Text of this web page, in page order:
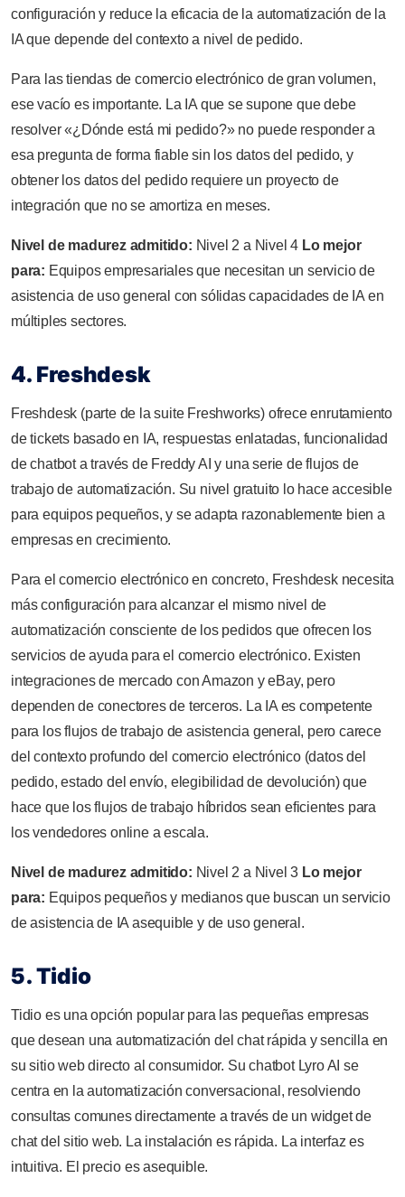
configuración y reduce la eficacia de la automatización de la
IA que depende del contexto a nivel de pedido.
Para las tiendas de comercio electrónico de gran volumen,
ese vacío es importante. La IA que se supone que debe
resolver «¿Dónde está mi pedido?» no puede responder a
esa pregunta de forma fiable sin los datos del pedido, y
obtener los datos del pedido requiere un proyecto de
integración que no se amortiza en meses.
Nivel de madurez admitido: Nivel 2 a Nivel 4 Lo mejor
para: Equipos empresariales que necesitan un servicio de
asistencia de uso general con sólidas capacidades de IA en
múltiples sectores.
4. Freshdesk
Freshdesk (parte de la suite Freshworks) ofrece enrutamiento
de tickets basado en IA, respuestas enlatadas, funcionalidad
de chatbot a través de Freddy AI y una serie de flujos de
trabajo de automatización. Su nivel gratuito lo hace accesible
para equipos pequeños, y se adapta razonablemente bien a
empresas en crecimiento.
Para el comercio electrónico en concreto, Freshdesk necesita
más configuración para alcanzar el mismo nivel de
automatización consciente de los pedidos que ofrecen los
servicios de ayuda para el comercio electrónico. Existen
integraciones de mercado con Amazon y eBay, pero
dependen de conectores de terceros. La IA es competente
para los flujos de trabajo de asistencia general, pero carece
del contexto profundo del comercio electrónico (datos del
pedido, estado del envío, elegibilidad de devolución) que
hace que los flujos de trabajo híbridos sean eficientes para
los vendedores online a escala.
Nivel de madurez admitido: Nivel 2 a Nivel 3 Lo mejor
para: Equipos pequeños y medianos que buscan un servicio
de asistencia de IA asequible y de uso general.
5. Tidio
Tidio es una opción popular para las pequeñas empresas
que desean una automatización del chat rápida y sencilla en
su sitio web directo al consumidor. Su chatbot Lyro AI se
centra en la automatización conversacional, resolviendo
consultas comunes directamente a través de un widget de
chat del sitio web. La instalación es rápida. La interfaz es
intuitiva. El precio es asequible.